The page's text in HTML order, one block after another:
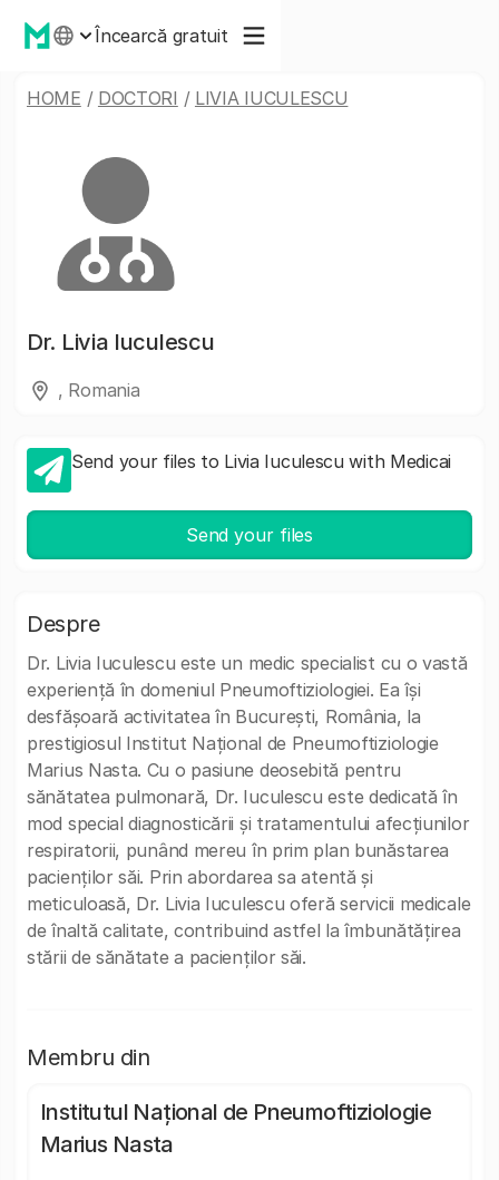
Încearcă gratuit
HOME / DOCTORI / LIVIA IUCULESCU
Dr. Livia Iuculescu
, Romania
Send your files to Livia Iuculescu with Medicai
Send your files
Despre
Dr. Livia Iuculescu este un medic specialist cu o vastă
experiență în domeniul Pneumoftiziologiei. Ea își
desfășoară activitatea în București, România, la
prestigiosul Institut Național de Pneumoftiziologie
Marius Nasta. Cu o pasiune deosebită pentru
sănătatea pulmonară, Dr. Iuculescu este dedicată în
mod special diagnosticării și tratamentului afecțiunilor
respiratorii, punând mereu în prim plan bunăstarea
pacienților săi. Prin abordarea sa atentă și
meticuloasă, Dr. Livia Iuculescu oferă servicii medicale
de înaltă calitate, contribuind astfel la îmbunătățirea
stării de sănătate a pacienților săi.
Membru din
Institutul Național de Pneumoftiziologie
Marius Nasta